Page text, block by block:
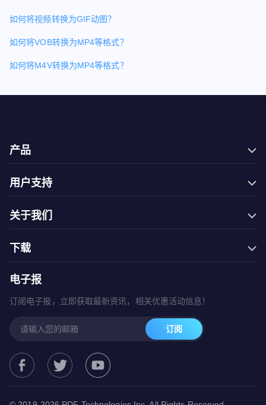
如何将视频转换为GIF动图？
如何将VOB转换为MP4等格式？
如何将M4V转换为MP4等格式？
产品
Filmage Converter
Filmage Player
PDF Reader Pro
ComPDFKit PDF SDK
ComPDFKit Conversion SDK
用户支持
万圣节钜惠
开学季
网一钜惠
圣诞大促
春季钜惠
关于我们
隐私政策
下载
电子报
订阅电子报，立即获取最新资讯，相关优惠活动信息！
订阅